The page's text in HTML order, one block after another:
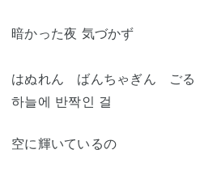
暗かった夜 気づかず
はぬれん ばんちゃぎん ごる
하늘에 반짝인 걸
空に輝いているの